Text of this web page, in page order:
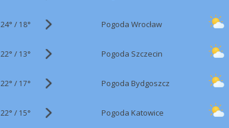
24° / 18° Pogoda Wrocław
22° / 13° Pogoda Szczecin
22° / 17° Pogoda Bydgoszcz
22° / 15° Pogoda Katowice